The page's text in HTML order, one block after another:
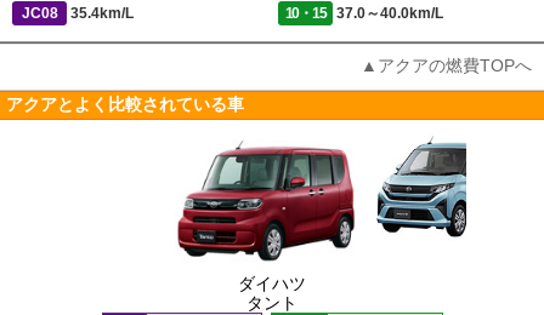
JC08
35.4km/L 10・15 37.0～40.0km/L
▲アクアの燃費TOPへ
アクアとよく比較されている車
ダイハツ
タント